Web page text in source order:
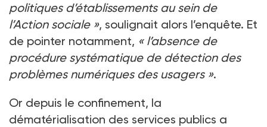
politiques d’établissements au sein de
l’Action sociale », soulignait alors l’enquête. Et
de pointer notamment, « l’absence de
procédure systématique de détection des
problèmes numériques des usagers ».
Or depuis le confinement, la
dématérialisation des services publics a